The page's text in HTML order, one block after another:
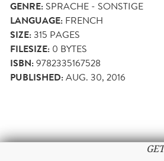
GENRE: SPRACHE - SONSTIGE
LANGUAGE: FRENCH
SIZE:315 PAGES
FILESIZE: 0 BYTES
ISBN:9782335167528
PUBLISHED:AUG. 30, 2016